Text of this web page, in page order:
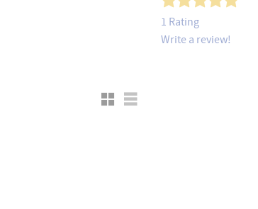
Grid viewList view
1 Rating
Write a review!